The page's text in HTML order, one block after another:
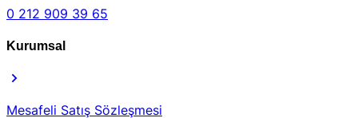
0 212 909 39 65
Kurumsal
Mesafeli Satış Sözleşmesi